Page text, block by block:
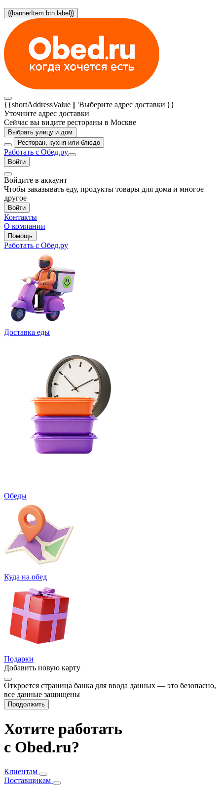
{{bannerItem.btn.label}}
{{shortAddressValue || 'Выберите адрес доставки'}}
Уточните адрес доставки
Сейчас вы видите рестораны в Москве
Выбрать улицу и дом
Ресторан, кухня или блюдо
Работать с Обед.ру
Войти
Войдите в аккаунт
Чтобы заказывать еду, продукты товары для дома и многое
другое
Войти
Контакты
О компании
Помощь
Работать с Обед.ру
Доставка еды
Обеды
Куда на обед
Подарки
Добавить новую карту
Откроется страница банка для ввода данных — это безопасно,
все данные защищены
Продолжить
Хотите работать
с Obed.ru?
Клиентам
Поставщикам